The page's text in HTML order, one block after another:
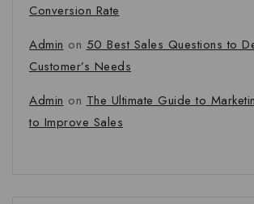
Conversion Rate
Admin on 50 Best Sales Questions to
Customer’s Needs
Admin on The Ultimate Guide to
to Improve Sales